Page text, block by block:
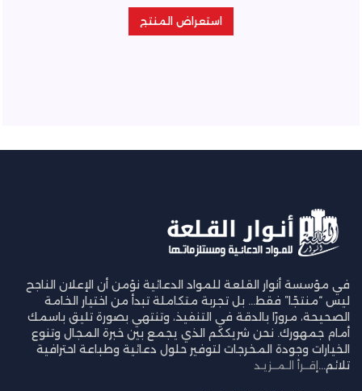
استعراض المنتج
استعراض المنتج
في مؤسسة أنوار القلعة للمواد الدعائية نؤمن أن الإعلان الناجح
ليس “منتجًا” فقط… بل تجربة متكاملة تبدأ من اختيار الخامة
الصحيحة، مرورًا بالدقة في التنفيذ، وتنتهي بصورة تليق باسمك
أمام جمهورك. نحن شريككم الذي يجمع بين خبرة المجال وتنوع
الخيارات وجودة المخرجات لتوفير حلول دعائية وطباعة احترافية
تلائم... إقــرأ الـمــزيـد